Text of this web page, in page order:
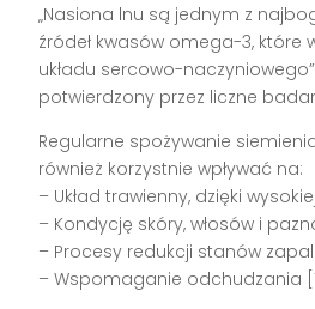
„Nasiona lnu są jednym z
źródeł kwasów omega-3, które
układu sercowo-
potwierdzony przez liczne
Regularne spożywanie
również korzystnie wpływać na:
– Układ trawienny, dzięki
– Kondycję skóry, włosów i
– Procesy redukcji stanów
– Wspomaganie odchudzania